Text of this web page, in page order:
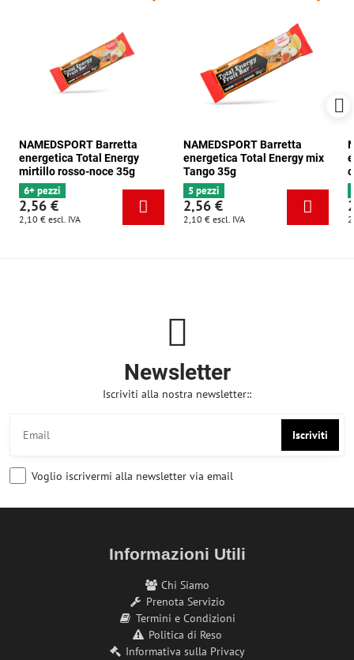
NAMEDSPORT Barretta
energetica Total Energy
mirtillo rosso-noce 35g
6+ pezzi
2,56 €
2,10 € escl. IVA
NAMEDSPORT Barretta
energetica Total Energy mix
Tango 35g
5 pezzi
2,56 €
2,10 € escl. IVA
Newsletter
Iscriviti alla nostra newsletter::
Iscriviti
Voglio iscrivermi alla newsletter via email
Informazioni Utili
Chi Siamo
Prenota Servizio
Termini e Condizioni
Politica di Reso
Informativa sulla Privacy